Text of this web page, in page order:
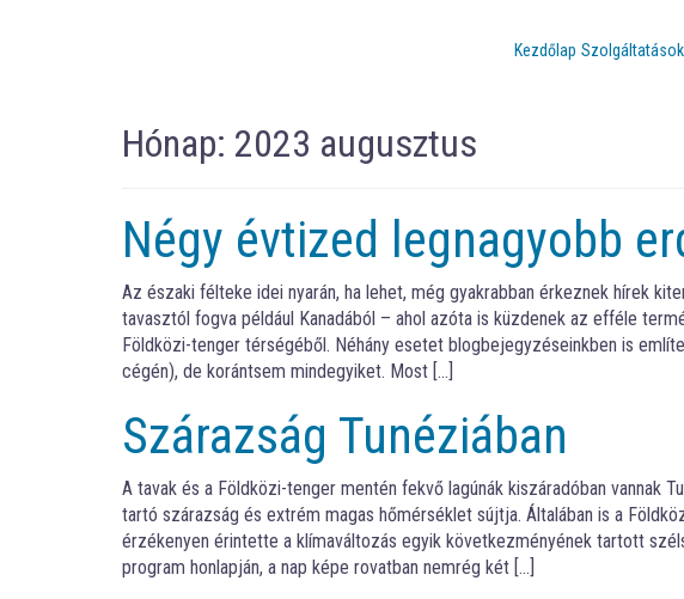
Kezdőlap Szolgáltatások
Hónap: 2023 augusztus
Négy évtized legnagyobb
Az északi félteke idei nyarán, ha lehet, még gyakrabban érkeznek hírek
tavasztól fogva például Kanadából – ahol azóta is küzdenek az efféle
Földközi-tenger térségéből. Néhány esetet blogbejegyzéseinkben is
cégén), de korántsem mindegyiket. Most […]
Szárazság Tunéziában
A tavak és a Földközi-tenger mentén fekvő lagúnák kiszáradóban vannak
tartó szárazság és extrém magas hőmérséklet sújtja. Általában is a
érzékenyen érintette a klímaváltozás egyik következményének tartott
program honlapján, a nap képe rovatban nemrég két […]